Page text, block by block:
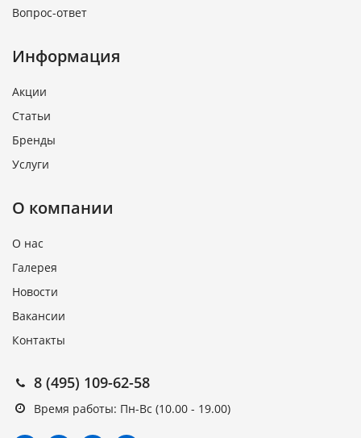
Вопрос-ответ
Информация
Акции
Статьи
Бренды
Услуги
О компании
О нас
Галерея
Новости
Вакансии
Контакты
8 (495) 109-62-58
Время работы: Пн-Вс (10.00 - 19.00)